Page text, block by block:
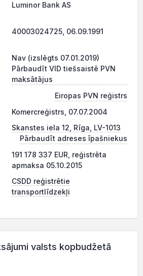
Luminor Bank AS
40003024725, 06.09.1991
Nav (izslēgts 07.01.2019)
Pārbaudīt VID tiešsaistē PVN
maksātājus
Eiropas PVN reģistrs
Komercreģistrs, 07.07.2004
Skanstes iela 12, Rīga, LV-1013
Pārbaudīt adreses īpašniekus
191 178 337 EUR, reģistrēta
apmaksa 05.10.2015
CSDD reģistrētie
transportlīdzekļi
valsts kopbudžetā